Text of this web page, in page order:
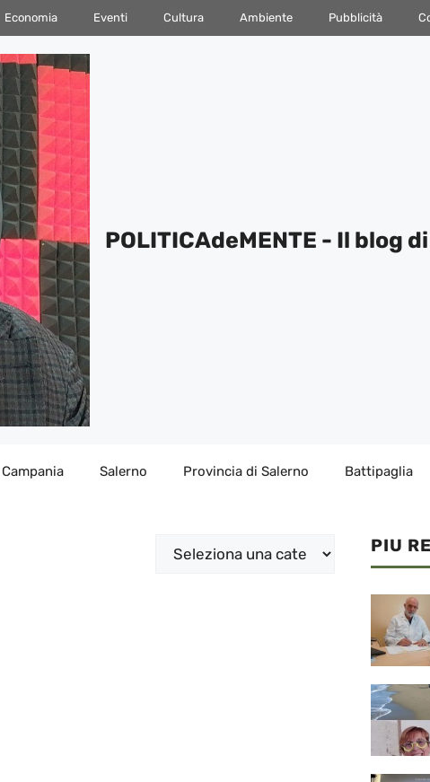
Economia Eventi Cultura Ambiente Pubblicità
POLITICAdeMENTE - Il blog
Campania Salerno Provincia di Salerno Battipaglia
Categorie PIU